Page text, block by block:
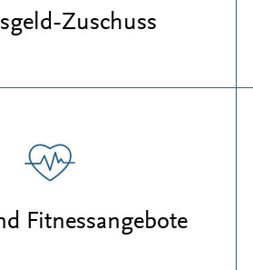
Zuschuss
Fitnessangebote